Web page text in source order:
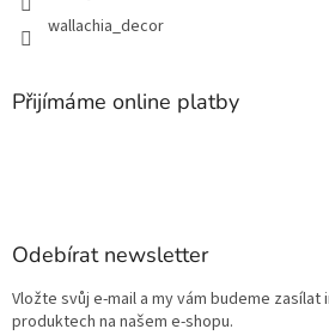
wallachia_decor
Přijímáme online platby
Odebírat newsletter
Vložte svůj e-mail a my vám budeme zasílat
produktech na našem e-shopu.